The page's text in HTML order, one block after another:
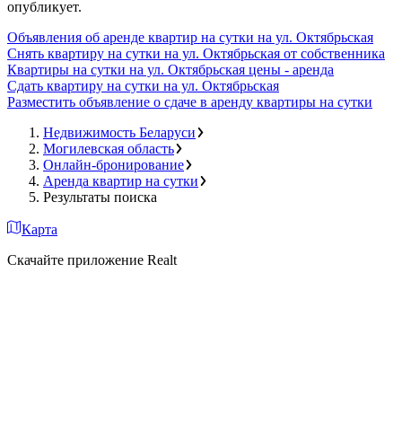
опубликует.
Объявления об аренде квартир на сутки на ул. Октябрьская
Снять квартиру на сутки на ул. Октябрьская от собственника
Квартиры на сутки на ул. Октябрьская цены - аренда
Сдать квартиру на сутки на ул. Октябрьская
Разместить объявление о сдаче в аренду квартиры на сутки
Недвижимость Беларуси
Могилевская область
Онлайн-бронирование
Аренда квартир на сутки
Результаты поиска
Карта
Скачайте приложение Realt